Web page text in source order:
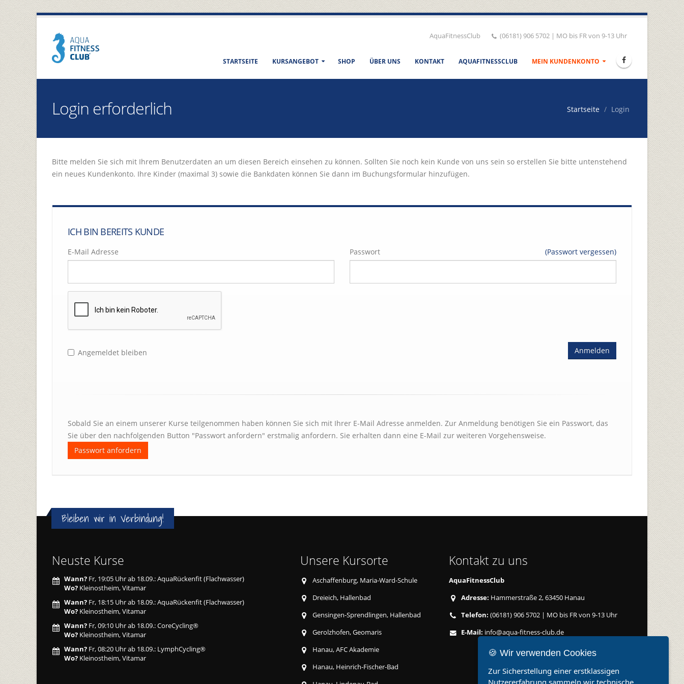
AquaFitnessClub (06181) 906 5702 | MO bis FR von 9-13 Uhr
STARTSEITE KURSANGEBOT SHOP ÜBER UNS KONTAKT AQUAFITNESSCLUB MEIN KUNDENKONTO
Login erforderlich Startseite Login
Bitte melden Sie sich mit Ihrem Benutzerdaten an um diesen Bereich einsehen zu können. Sollten Sie noch kein Kunde von uns sein so erstellen Sie bitte untenstehend
ein neues Kundenkonto. Ihre Kinder (maximal 3) sowie die Bankdaten können Sie dann im Buchungsformular hinzufügen.
ICH BIN BEREITS KUNDE
E-Mail Adresse (Passwort vergessen)
Passwort
Angemeldet bleiben
Sobald Sie an einem unserer Kurse teilgenommen haben können Sie sich mit Ihrer E-Mail Adresse anmelden. Zur Anmeldung benötigen Sie ein Passwort, das
Sie über den nachfolgenden Button "Passwort anfordern" erstmalig anfordern. Sie erhalten dann eine E-Mail zur weiteren Vorgehensweise.
Passwort anfordern
Bleiben wir in Verbindung!
Neuste Kurse
Wann? Fr, 19:05 Uhr ab 18.09.: AquaRückenfit (Flachwasser)
Wo? Kleinostheim, Vitamar
Wann? Fr, 18:15 Uhr ab 18.09.: AquaRückenfit (Flachwasser)
Wo? Kleinostheim, Vitamar
Wann? Fr, 09:10 Uhr ab 18.09.: CoreCycling®
Wo? Kleinostheim, Vitamar
Wann? Fr, 08:20 Uhr ab 18.09.: LymphCycling®
Wo? Kleinostheim, Vitamar
Unsere Kursorte
Aschaffenburg, Maria-Ward-Schule
Dreieich, Hallenbad
Gensingen-Sprendlingen, Hallenbad
Gerolzhofen, Geomaris
Hanau, AFC Akademie
Hanau, Heinrich-Fischer-Bad
Kontakt zu uns
AquaFitnessClub
Adresse: Hammerstraße 2, 63450 Hanau
Telefon: (06181) 906 5702 | MO bis FR von 9-13 Uhr
E-Mail: info@aqua-fitness-club.de
🍪 Wir verwenden Cookies
Zur Sicherstellung einer erstklassigen
Nutzererfahrung sammeln wir technische